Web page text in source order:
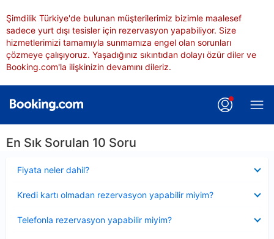
Şimdilik Türkiye'de bulunan müşterilerimiz bizimle maalesef
sadece yurt dışı tesisler için rezervasyon yapabiliyor. Size
hizmetlerimizi tamamıyla sunmamıza engel olan sorunları
çözmeye çalışıyoruz. Yaşadığınız sıkıntıdan dolayı özür diler ve
Booking.com'la ilişkinizin devamını dileriz.
En Sık Sorulan 10 Soru
Fiyata neler dahil?
Kredi kartı olmadan rezervasyon yapabilir miyim?
Telefonla rezervasyon yapabilir miyim?